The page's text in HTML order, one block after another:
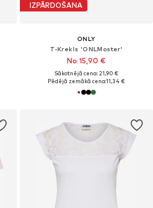
IZPĀRDOŠANA
ONLY
T-Krekls 'ONLMoster'
No 15,90 €
Sākotnējā cena: 21,90 €
Pēdējā zemākā cena:11,34 €